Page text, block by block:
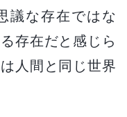
議な存在ではな
存在だと感じら
人間と同じ世界